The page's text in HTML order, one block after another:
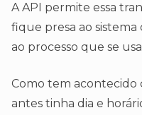
A API permite essa
fique presa ao
ao processo que se
Como tem acontecido
antes tinha dia e